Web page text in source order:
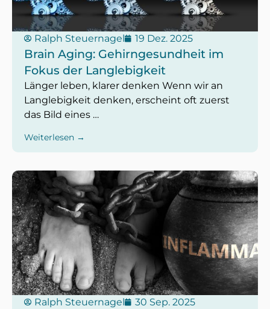
Ralph Steuernagel 19 Dez. 2025
Brain Aging: Gehirngesundheit im
Fokus der Langlebigkeit
Länger leben, klarer denken Wenn wir an
Langlebigkeit denken, erscheint oft zuerst
das Bild eines …
Weiterlesen →
Ralph Steuernagel 30 Sep. 2025